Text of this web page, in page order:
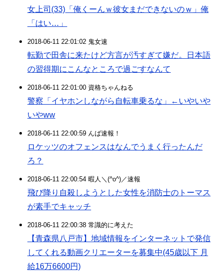
女上司(33)「俺くーんｗ彼女まだできないのｗ」俺
「はい…」
2018-06-11 22:01:02 鬼女速
転勤で田舎に来たけど方言が汚すぎて嫌だ。日本語
の習得期にこんなところで過ごすなんて
2018-06-11 22:01:00 資格ちゃんねる
警察「イヤホンしながら自転車乗るな」←いやいや
いやww
2018-06-11 22:00:59 んば速報！
ロケッツのオフェンスはなんでうまく行ったんだ
ろ？
2018-06-11 22:00:54 暇人＼(^o^)／速報
飛び降り自殺しようとした女性を消防士のトーマス
が素手でキャッチ
2018-06-11 22:00:38 常識的に考えた
【青森県八戸市】地域情報をインターネットで発信
してくれる動画クリエーターを募集中(45歳以下 月
給16万6600円)